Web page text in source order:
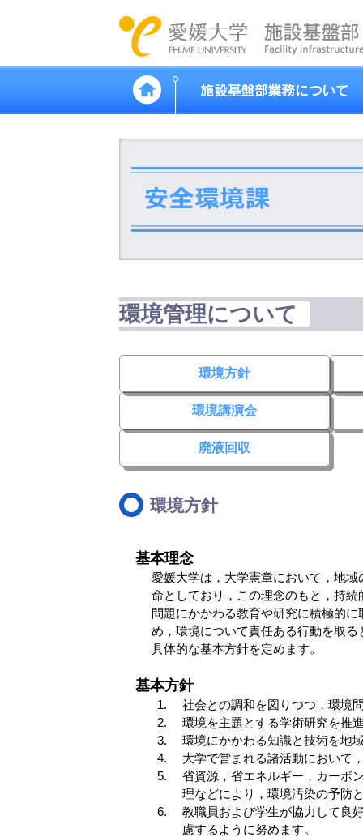
環境管理について
環境方針
環境講演会
廃液回収
環境方針
基本理念
愛媛大学は，大学憲章において，地
命としており，この理念のもと，持
問題にかかわる教育や研究に積極的
め，環境について責任ある行動を取
具体的な基本方針を定めます。
基本方針
社会との調和を図りつつ，環境
環境を主題とする学術研究を推
環境にかかわる知識と技術を地
大学で営まれる諸活動において
省資源，省エネルギー，カーボ
理などにより，環境汚染の予防
教職員および学生が協力して良
慮するように努めます。